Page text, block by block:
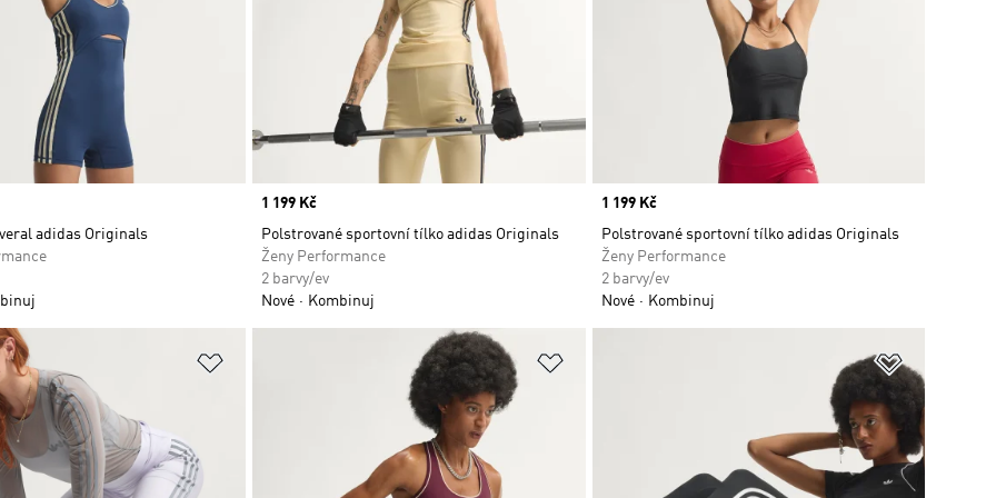
adidas Originals
Price
1 199 Kč
Polstrované sportovní tílko adidas Originals
Ženy Performance
2 barvy/ev
Nové
Kombinuj
Price
1 199 Kč
Polstrované sportovní tílko adidas Originals
Ženy Performance
2 barvy/ev
Nové
Kombinuj
přání